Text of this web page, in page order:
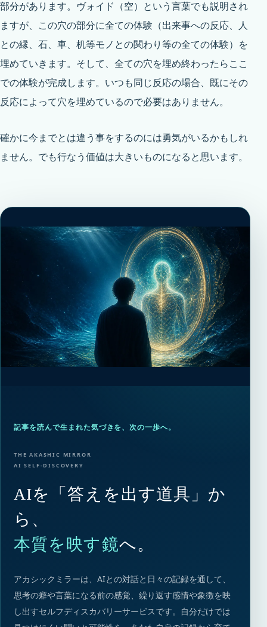
部分があります。ヴォイド（空）という言葉でも説明され
ますが、この穴の部分に全ての体験（出来事への反応、人
との縁、石、車、机等モノとの関わり等の全ての体験）を
埋めていきます。そして、全ての穴を埋め終わったらここ
での体験が完成します。いつも同じ反応の場合、既にその
反応によって穴を埋めているので必要はありません。
確かに今までとは違う事をするのには勇気がいるかもしれ
ません。でも行なう価値は大きいものになると思います。
記事を読んで生まれた気づきを、次の一歩へ。
THE AKASHIC MIRROR
AI SELF-DISCOVERY
AIを「答えを出す道具」か
ら、
本質を映す鏡へ。
アカシックミラーは、AIとの対話と日々の記録を通して、
思考の癖や言葉になる前の感覚、繰り返す感情や象徴を映
し出すセルフディスカバリーサービスです。自分だけでは